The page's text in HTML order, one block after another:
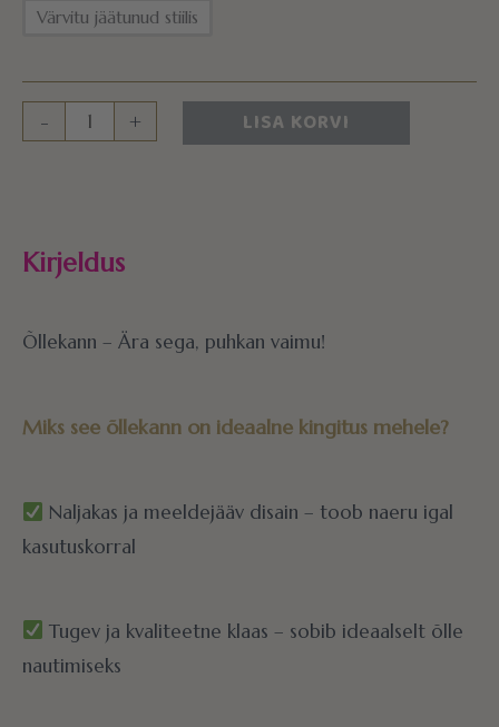
Värvitu jäätunud stiilis
- + LISA KORVI
Kirjeldus
Õllekann – Ära sega, puhkan vaimu!
Miks see õllekann on ideaalne kingitus mehele?
Naljakas ja meeldejääv disain – toob naeru igal
kasutuskorral
Tugev ja kvaliteetne klaas – sobib ideaalselt õlle
nautimiseks